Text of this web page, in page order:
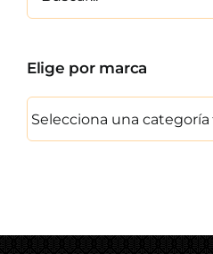
Elige por marca